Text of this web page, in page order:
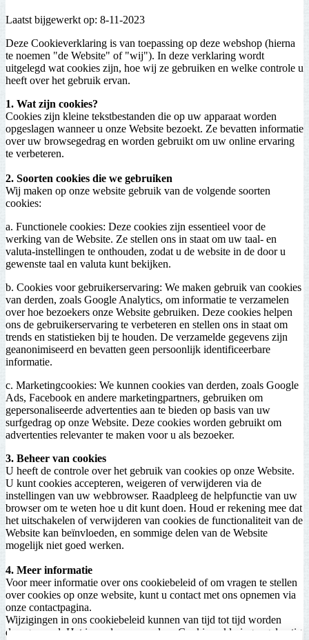
Laatst bijgewerkt op: 8-11-2023
Deze Cookieverklaring is van toepassing op deze webshop (hierna
te noemen "de Website" of "wij"). In deze verklaring wordt
uitgelegd wat cookies zijn, hoe wij ze gebruiken en welke controle u
heeft over het gebruik ervan.
1. Wat zijn cookies?
Cookies zijn kleine tekstbestanden die op uw apparaat worden
opgeslagen wanneer u onze Website bezoekt. Ze bevatten informatie
over uw browsegedrag en worden gebruikt om uw online ervaring
te verbeteren.
2. Soorten cookies die we gebruiken
Wij maken op onze website gebruik van de volgende soorten
cookies:
a. Functionele cookies: Deze cookies zijn essentieel voor de
werking van de Website. Ze stellen ons in staat om uw taal- en
valuta-instellingen te onthouden, zodat u de website in de door u
gewenste taal en valuta kunt bekijken.
b. Cookies voor gebruikerservaring: We maken gebruik van cookies
van derden, zoals Google Analytics, om informatie te verzamelen
over hoe bezoekers onze Website gebruiken. Deze cookies helpen
ons de gebruikerservaring te verbeteren en stellen ons in staat om
trends en statistieken bij te houden. De verzamelde gegevens zijn
geanonimiseerd en bevatten geen persoonlijk identificeerbare
informatie.
c. Marketingcookies: We kunnen cookies van derden, zoals Google
Ads, Facebook en andere marketingpartners, gebruiken om
gepersonaliseerde advertenties aan te bieden op basis van uw
surfgedrag op onze Website. Deze cookies worden gebruikt om
advertenties relevanter te maken voor u als bezoeker.
3. Beheer van cookies
U heeft de controle over het gebruik van cookies op onze Website.
U kunt cookies accepteren, weigeren of verwijderen via de
instellingen van uw webbrowser. Raadpleeg de helpfunctie van uw
browser om te weten hoe u dit kunt doen. Houd er rekening mee dat
het uitschakelen of verwijderen van cookies de functionaliteit van de
Website kan beïnvloeden, en sommige delen van de Website
mogelijk niet goed werken.
4. Meer informatie
Voor meer informatie over ons cookiebeleid of om vragen te stellen
over cookies op onze website, kunt u contact met ons opnemen via
onze contactpagina.
Wijzigingen in ons cookiebeleid kunnen van tijd tot tijd worden
doorgevoerd. Het is raadzaam om deze Cookieverklaring regelmatig